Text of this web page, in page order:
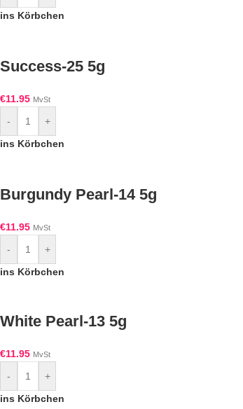
ins Körbchen
Success-25 5g
€11.95 MvSt
-
+
ins Körbchen
Burgundy Pearl-14 5g
€11.95 MvSt
-
+
ins Körbchen
White Pearl-13 5g
€11.95 MvSt
-
+
ins Körbchen